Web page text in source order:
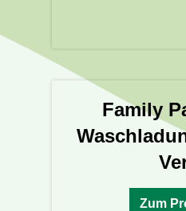
Family
Zum